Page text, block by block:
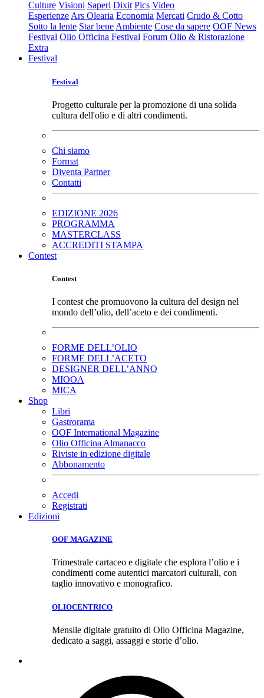
Culture Visioni Saperi Dixit Pics Video
Esperienze Ars Olearia Economia Mercati Crudo & Cotto
Sotto la lente Star bene Ambiente Cose da sapere OOF News
Festival Olio Officina Festival Forum Olio & Ristorazione
Extra
Festival
Festival
Progetto culturale per la promozione di una solida
cultura dell'olio e di altri condimenti.
Chi siamo
Format
Diventa Partner
Contatti
EDIZIONE 2026
PROGRAMMA
MASTERCLASS
ACCREDITI STAMPA
Contest
Contest
I contest che promuovono la cultura del design nel
mondo dell’olio, dell’aceto e dei condimenti.
FORME DELL’OLIO
FORME DELL’ACETO
DESIGNER DELL’ANNO
MIOOA
MICA
Shop
Libri
Gastrorama
OOF International Magazine
Olio Officina Almanacco
Riviste in edizione digitale
Abbonamento
Accedi
Registrati
Edizioni
OOF MAGAZINE
Trimestrale cartaceo e digitale che esplora l’olio e i
condimenti come autentici marcatori culturali, con
taglio innovativo e monografico.
OLIOCENTRICO
Mensile digitale gratuito di Olio Officina Magazine,
dedicato a saggi, assaggi e storie d’olio.